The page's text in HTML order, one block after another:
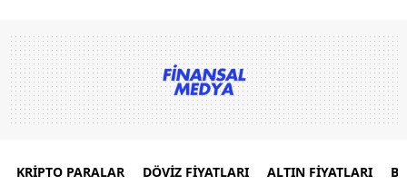
KRİPTO PARALAR DÖVİZ FİYATLARI ALTIN FİYATLARI